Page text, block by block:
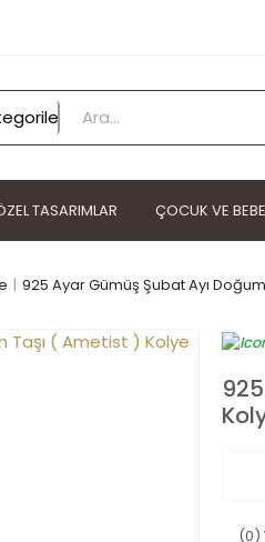
TASARIMLAR ÇOCUK VE
925 Ayar Gümüş Şubat Ayı
(0)